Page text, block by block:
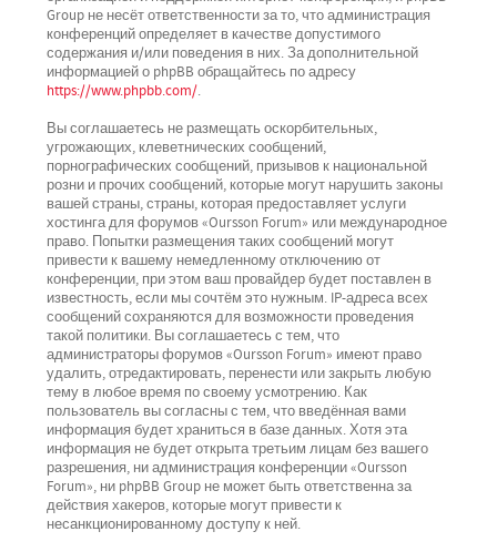
Group не несёт ответственности за то, что администрация
конференций определяет в качестве допустимого
содержания и/или поведения в них. За дополнительной
информацией о phpBB обращайтесь по адресу
https://www.phpbb.com/.
Вы соглашаетесь не размещать оскорбительных,
угрожающих, клеветнических сообщений,
порнографических сообщений, призывов к национальной
розни и прочих сообщений, которые могут нарушить законы
вашей страны, страны, которая предоставляет услуги
хостинга для форумов «Oursson Forum» или международное
право. Попытки размещения таких сообщений могут
привести к вашему немедленному отключению от
конференции, при этом ваш провайдер будет поставлен в
известность, если мы сочтём это нужным. IP-адреса всех
сообщений сохраняются для возможности проведения
такой политики. Вы соглашаетесь с тем, что
администраторы форумов «Oursson Forum» имеют право
удалить, отредактировать, перенести или закрыть любую
тему в любое время по своему усмотрению. Как
пользователь вы согласны с тем, что введённая вами
информация будет храниться в базе данных. Хотя эта
информация не будет открыта третьим лицам без вашего
разрешения, ни администрация конференции «Oursson
Forum», ни phpBB Group не может быть ответственна за
действия хакеров, которые могут привести к
несанкционированному доступу к ней.